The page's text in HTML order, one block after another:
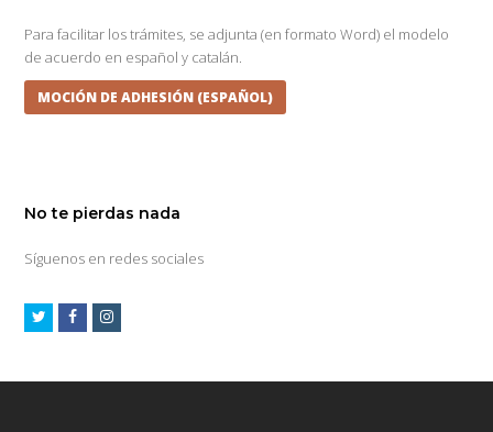
Para facilitar los trámites, se adjunta (en formato Word) el modelo
de acuerdo en español y catalán.
MOCIÓN DE ADHESIÓN (ESPAÑOL)
No te pierdas nada
Síguenos en redes sociales